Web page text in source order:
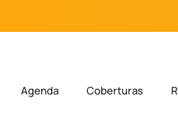
Agenda Coberturas